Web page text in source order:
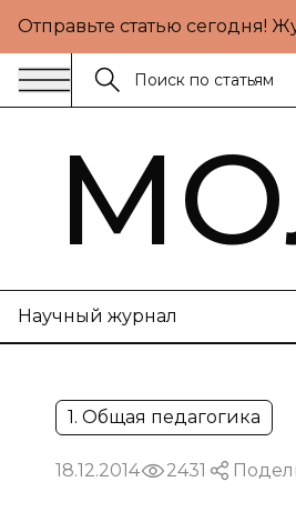
Отправьте статью сегодня!
Научный журнал
1. Общая педагогика
18.12.2014 2431